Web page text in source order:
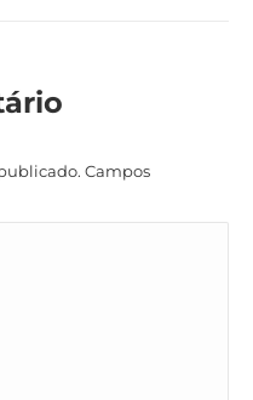
Campos